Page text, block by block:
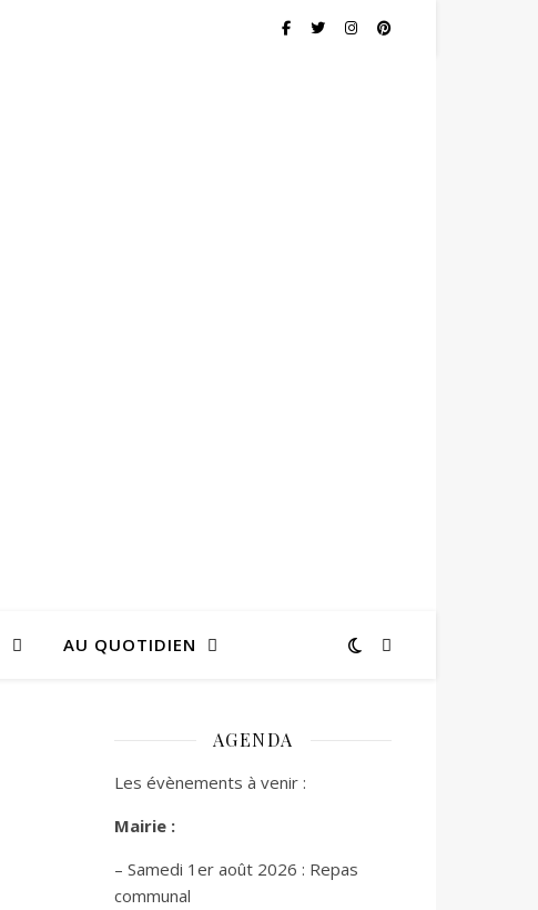
AU QUOTIDIEN
AGENDA
Les évènements à venir :
Mairie :
– Samedi 1er août 2026 : Repas
communal